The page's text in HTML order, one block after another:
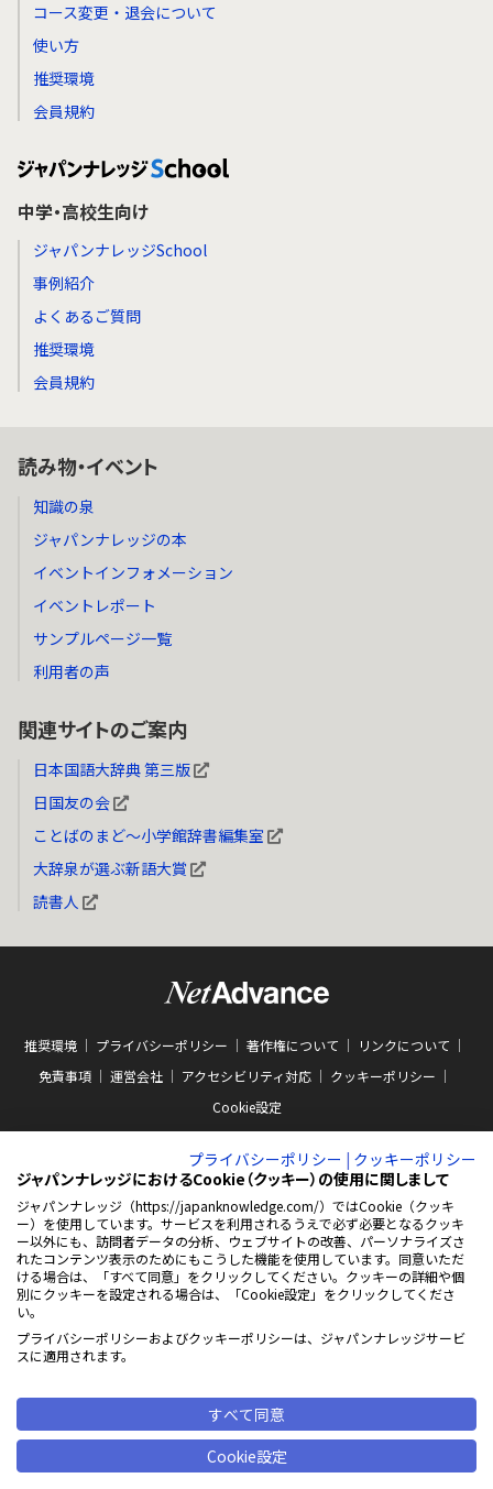
コース変更・退会について
使い方
推奨環境
会員規約
中学・高校生向け
ジャパンナレッジSchool
事例紹介
よくあるご質問
推奨環境
会員規約
読み物・イベント
知識の泉
ジャパンナレッジの本
イベントインフォメーション
イベントレポート
サンプルページ一覧
利用者の声
関連サイトのご案内
日本国語大辞典 第三版
日国友の会
ことばのまど～小学館辞書編集室
大辞泉が選ぶ新語大賞
読書人
推奨環境 プライバシーポリシー 著作権について
リンクについて
免責事項
運営会社 アクセシビリティ対応
クッキーポリシー
Cookie設定
ABJマークは、この電子書店・電子書籍配信サービスが、著作権者からコンテン
ツ使用許諾を得た正規版配信サービスであることを示す商標（登録番号 第
10981000号）です。ABJマークの詳細、ABJマークを掲示しているサービスの一
覧はこちらをご覧ください。
AEBS 電子出版制作・流通協議会
https://aebs.or.jp/
新
い
ウ
開
© 2001-2026 NetAdvance Inc. All rights reserved.
プライバシーポリシー | クッキーポリシー
ジャパンナレッジにおけるCookie（クッキー）の使用に関しまして
ジャパンナレッジ（https://japanknowledge.com/）ではCookie（クッキ
ー）を使用しています。サービスを利用されるうえで必ず必要となるクッキ
ー以外にも、訪問者データの分析、ウェブサイトの改善、パーソナライズさ
れたコンテンツ表示のためにもこうした機能を使用しています。同意いただ
ける場合は、「すべて同意」をクリックしてください。クッキーの詳細や個
別にクッキーを設定される場合は、「Cookie設定」をクリックしてくださ
い。
プライバシーポリシーおよびクッキーポリシーは、ジャパンナレッジサービ
スに適用されます。
すべて同意
Cookie設定